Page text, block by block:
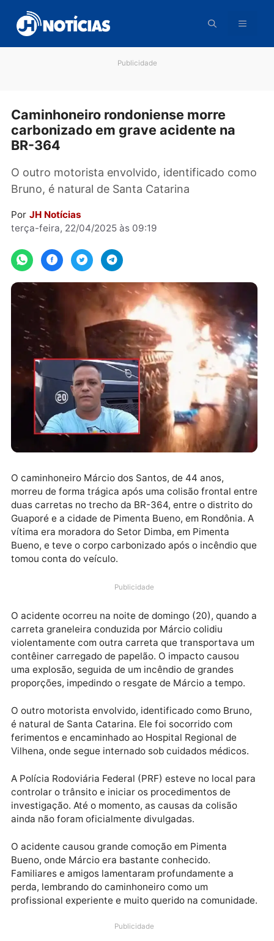
para
conteúdo
Caminhoneiro rondoniense morre
carbonizado em grave acidente na
O outro motorista envolvido, identificado
Bruno, é natural de Santa Catarina
Por
terça-feira, 22/04/2025 às 09:19
O caminhoneiro Márcio dos Santos, de 44 anos,
morreu de forma trágica após uma colisão frontal
duas carretas no trecho da BR-364, entre o distrito
vítima era moradora do Setor Dimba, em Pimenta
tomou conta do veículo.
Publicidade
O acidente ocorreu na noite de domingo (20),
violentamente com outra carreta que transportava
contêiner carregado de papelão. O impacto causou
uma explosão, seguida de um incêndio de grandes
proporções, impedindo o resgate de Márcio a tempo.
O outro motorista envolvido, identificado como
é natural de Santa Catarina. Ele foi socorrido com
ferimentos e encaminhado ao Hospital Regional de
A Polícia Rodoviária Federal (PRF) esteve no local
controlar o trânsito e iniciar os procedimentos de
investigação. Até o momento, as causas da colisão
ainda não foram oficialmente divulgadas.